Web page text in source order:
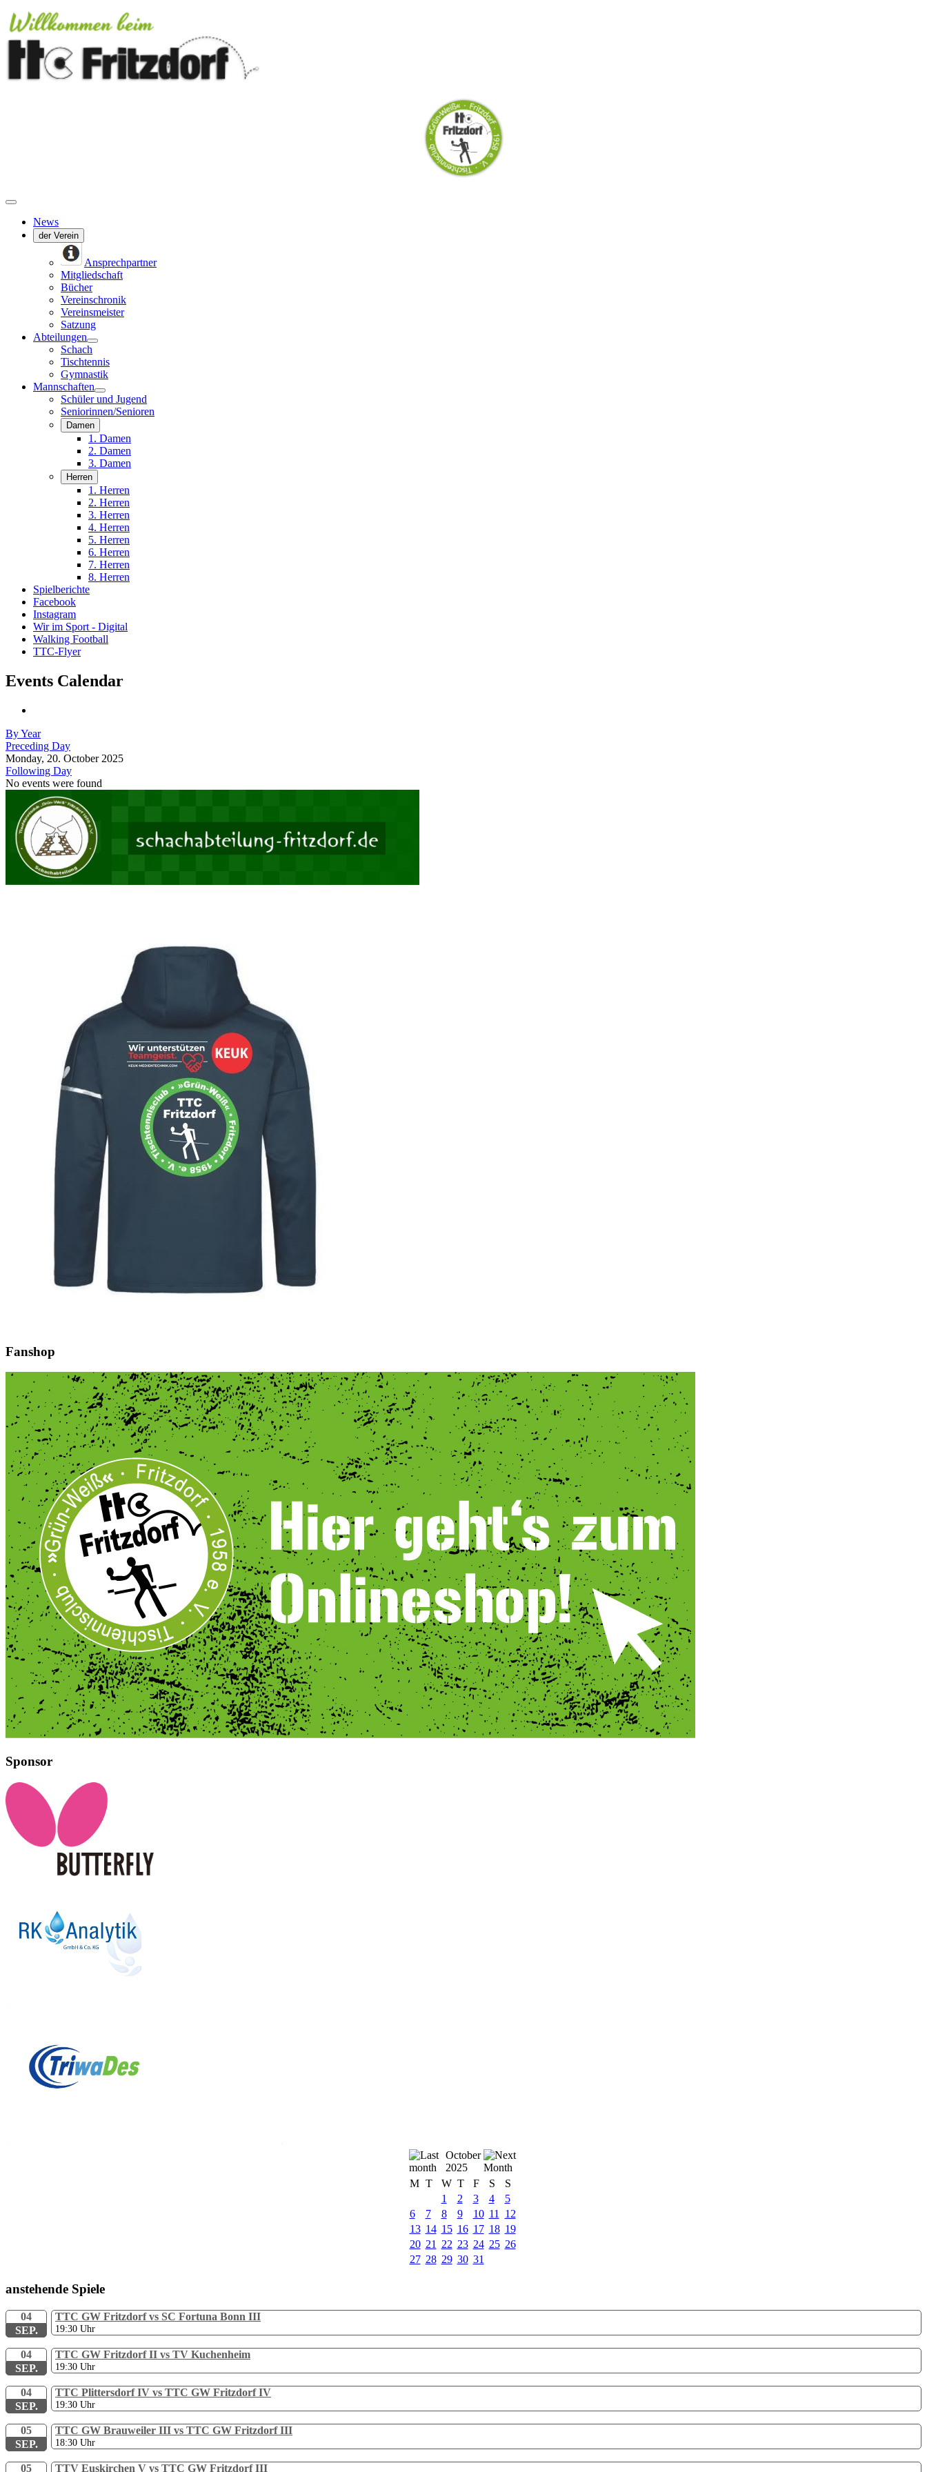
News
der Verein
Ansprechpartner
Mitgliedschaft
Bücher
Vereinschronik
Vereinsmeister
Satzung
Abteilungen
Schach
Tischtennis
Gymnastik
Mannschaften
Schüler und Jugend
Seniorinnen/Senioren
Damen
1. Damen
2. Damen
3. Damen
Herren
1. Herren
2. Herren
3. Herren
4. Herren
5. Herren
6. Herren
7. Herren
8. Herren
Spielberichte
Facebook
Instagram
Wir im Sport - Digital
Walking Football
TTC-Flyer
Events Calendar
By Year
Preceding Day
Monday, 20. October 2025
Following Day
No events were found
Fanshop
Sponsor
October
2025
M T W T F S
S
1
2 3 4
5
6
7 8 9 10 11
12
13 14 15 16 17 18 19
20 21 22 23 24 25 26
27 28 29 30 31
anstehende Spiele
04
SEP.
TTC GW Fritzdorf vs SC Fortuna Bonn III
19:30 Uhr
04
SEP.
TTC GW Fritzdorf II vs TV Kuchenheim
19:30 Uhr
04
SEP.
TTC Plittersdorf IV vs TTC GW Fritzdorf IV
19:30 Uhr
05
SEP.
TTC GW Brauweiler III vs TTC GW Fritzdorf III
18:30 Uhr
05 TTV Euskirchen V vs TTC GW Fritzdorf III